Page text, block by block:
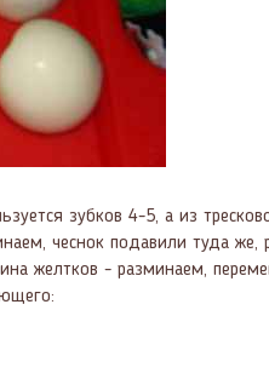
зубков 4-5, а из
чеснок подавили туда
желтков - разминаем,